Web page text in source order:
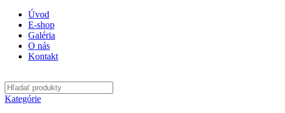
Úvod
E-shop
Galéria
O nás
Kontakt
Kategórie